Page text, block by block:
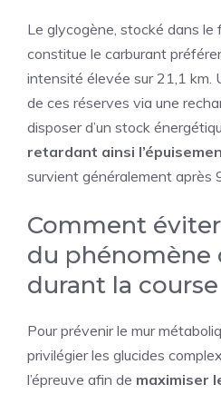
Le glycogène, stocké dans
constitue le carburant
intensité élevée sur 21,1 km.
de ces réserves via une
disposer d’un stock
retardant ainsi
survient généralement après
Comment
du phénomène
durant la course
Pour prévenir le mur
privilégier les glucides
l’épreuve afin de maximiser